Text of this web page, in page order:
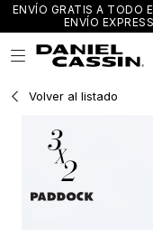
ENVÍO GRATIS A TODO
ENVÍO

Volver al listado